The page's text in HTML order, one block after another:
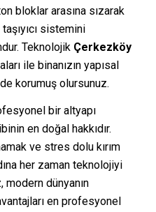
bloklar arasına sızarak
sistemini
Teknolojik Çerkezköy
ile binanızın yapısal
korumuş olursunuz.
bir altyapı
en doğal hakkıdır.
ve stres dolu kırım
her zaman teknolojiyi
dünyanın
en profesyonel